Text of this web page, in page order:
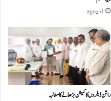
1 دن ago
راشن ڈیلروں کا کمیشن بڑھانے کا مطالبہ